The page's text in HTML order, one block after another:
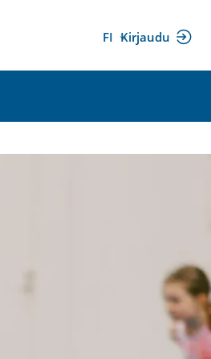
FI Kirjaudu
(ulkoinen
linkki)